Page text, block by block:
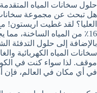
حلول سخانات المياه
هل تبحث عن مجموعة سخانات
16٪ من المياه الساخنة، مما
سخانات المياه الكهربائية
موقف. لذا سواء كنت في
في أي مكان في العالم، فإن